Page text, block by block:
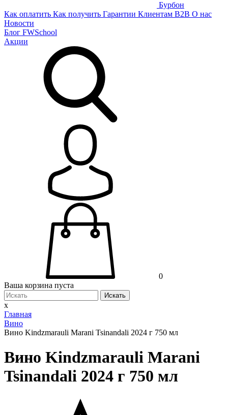
Бурбон
Как оплатить Как получить Гарантии Клиентам B2B О нас
Новости
Блог FWSchool
Акции
0
Ваша корзина пуста
Искать
x
Главная
Вино
Вино Kindzmarauli Marani Tsinandali 2024 г 750 мл
Вино Kindzmarauli Marani
Tsinandali 2024 г 750 мл